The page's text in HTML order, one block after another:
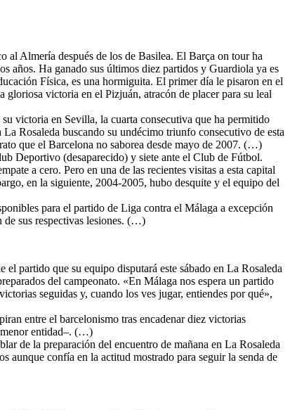
Almería después de los de Basilea. El Barça on tour ha
años. Ha ganado sus últimos diez partidos y Guardiola ya es
Física, es una hormiguita. El primer día le pisaron en el
gloriosa victoria en el Pizjuán, atracón de placer para su leal
victoria en Sevilla, la cuarta consecutiva que ha permitido
Rosaleda buscando su undécimo triunfo consecutivo de esta
que el Barcelona no saborea desde mayo de 2007. (…)
Deportivo (desaparecido) y siete ante el Club de Fútbol.
a cero. Pero en una de las recientes visitas a esta capital
en la siguiente, 2004-2005, hubo desquite y el equipo del
para el partido de Liga contra el Málaga a excepción
de sus respectivas lesiones. (…)
partido que su equipo disputará este sábado en La Rosaleda
del campeonato. «En Málaga nos espera un partido
seguidas y, cuando los ves jugar, entiendes por qué»,
entre el barcelonismo tras encadenar diez victorias
menor entidad–. (…)
de la preparación del encuentro de mañana en La Rosaleda
aunque confía en la actitud mostrado para seguir la senda de